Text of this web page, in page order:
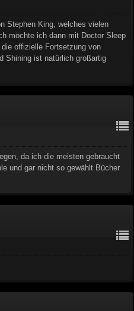
Stephen King, welches vielen
möchte ich dann mit Doctor Sleep
offizielle Fortsetzung von
Shining ist natürlich großartig
da ich die meisten gebraucht
und gar nicht so gewählt Bücher